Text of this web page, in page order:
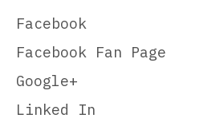
Facebook
Facebook Fan Page
Google+
Linked In